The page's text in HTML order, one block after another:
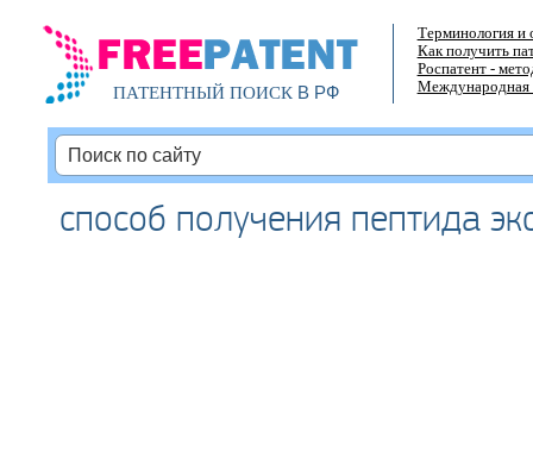
ПАТЕНТНЫЙ ПОИСКВ РФ
Терминология и
Как получить
Роспатент -
Международная
способ получения пептида